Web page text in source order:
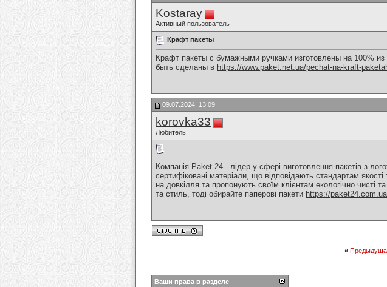
Kostaray
Активный пользователь
Крафт пакеты
Крафт пакеты с бумажными ручками изготовлены на 100%
быть сделаны в https://www.paket.net.ua/pechat-na-kraft-
09.07.2024, 13:09
korovka33
Любитель
Компанія Paket 24 - лідер у сфері виготовлення пакетів з
сертифіковані матеріали, що відповідають стандартам
на довкілля та пропонують своїм клієнтам екологічно чисті
та стиль, тоді обирайте паперові пакети https://
«
Ваши права в разделе